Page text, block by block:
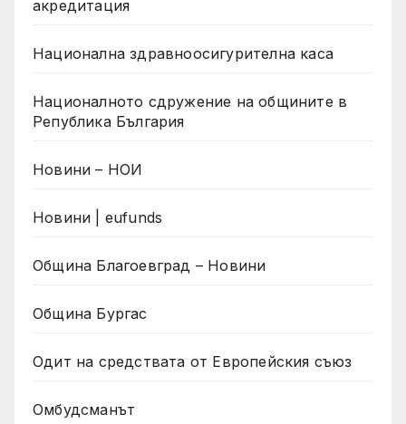
акредитация
Национална здравноосигурителна каса
Националното сдружение на общините в
Република България
Новини – НОИ
Новини | eufunds
Община Благоевград – Новини
Община Бургас
Одит на средствата от Европейския съюз
Омбудсманът